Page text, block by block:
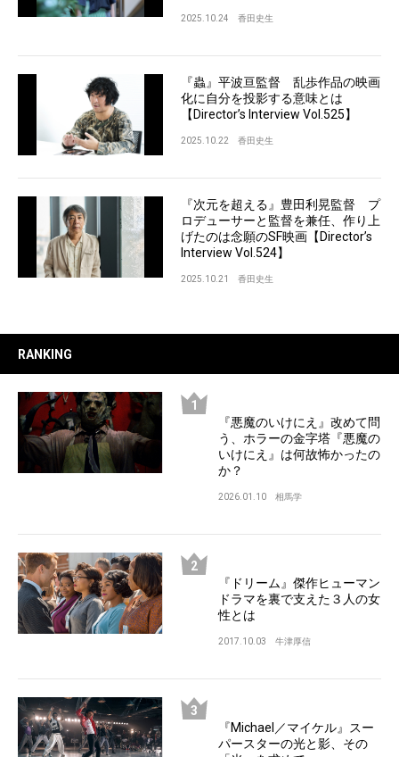
2025.10.24 香田史生
『蟲』平波亘監督 乱歩作品の映画
化に自分を投影する意味とは
【Director’s Interview Vol.525】
2025.10.22 香田史生
『次元を超える』豊田利晃監督 プ
ロデューサーと監督を兼任、作り上
げたのは念願のSF映画【Director’s
Interview Vol.524】
2025.10.21 香田史生
RANKING
『悪魔のいけにえ』改めて問
う、ホラーの金字塔『悪魔の
いけにえ』は何故怖かったの
か？
2026.01.10 相馬学
『ドリーム』傑作ヒューマン
ドラマを裏で支えた３人の女
性とは
2017.10.03 牛津厚信
『Michael／マイケル』スー
パースターの光と影、その